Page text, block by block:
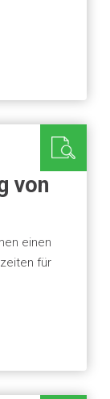
von
einen
für